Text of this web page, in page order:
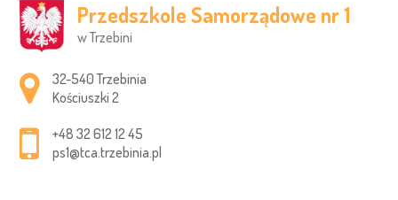
Przedszkole Samorządowe nr 1
w Trzebini
Adres pocztowy:
32-540 Trzebinia
Kościuszki 2
+48 32 612 12 45
ps1@tca.trzebinia.pl